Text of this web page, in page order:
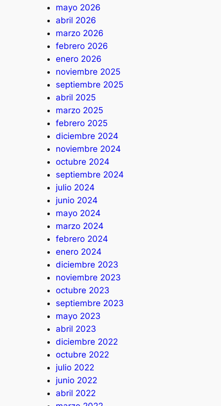
mayo 2026
abril 2026
marzo 2026
febrero 2026
enero 2026
noviembre 2025
septiembre 2025
abril 2025
marzo 2025
febrero 2025
diciembre 2024
noviembre 2024
octubre 2024
septiembre 2024
julio 2024
junio 2024
mayo 2024
marzo 2024
febrero 2024
enero 2024
diciembre 2023
noviembre 2023
octubre 2023
septiembre 2023
mayo 2023
abril 2023
diciembre 2022
octubre 2022
julio 2022
junio 2022
abril 2022